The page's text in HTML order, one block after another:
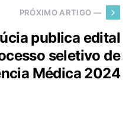
PRÓXIMO ARTIGO —
publica edital
seletivo de
Médica 2024